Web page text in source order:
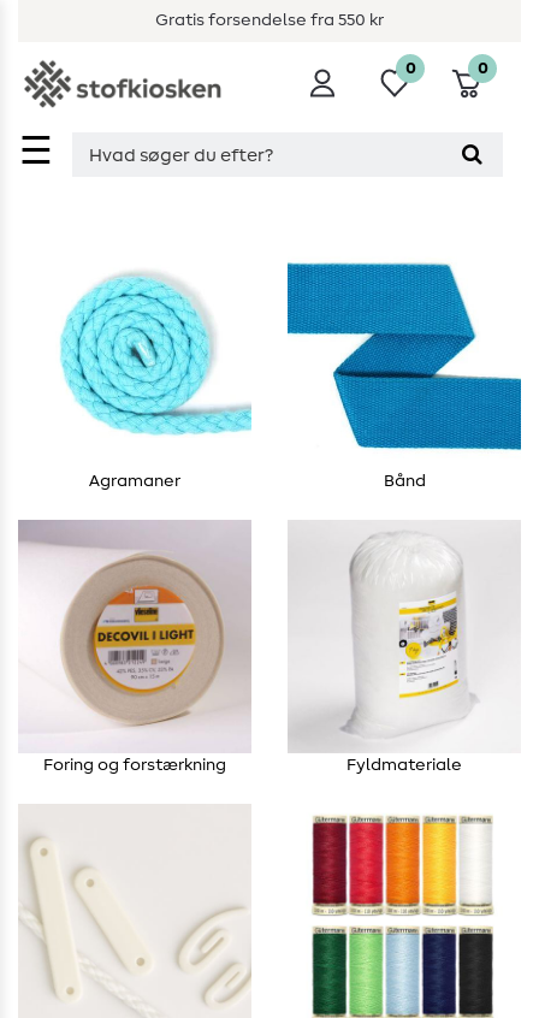
Gratis forsendelse fra 550 kr
☰
0 0
Agramaner Bånd
Foring og forstærkning Fyldmateriale